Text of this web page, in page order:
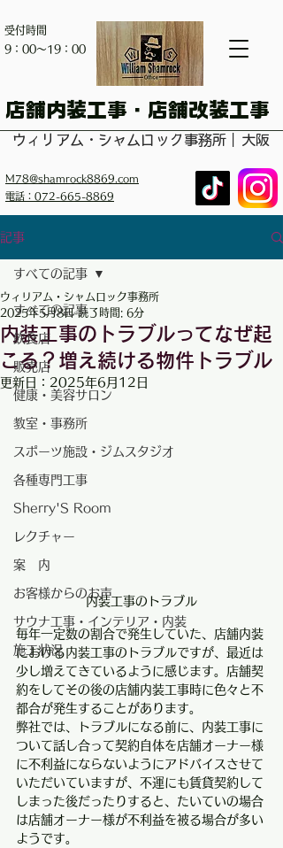
受付時間
​9：00～19：00
​店舗内装工事・店舗改装工事
ウィリアム・シャムロック事務所｜大阪
M78@shamrock8869.com
電話：072-665-8869
記事
すべての記事
飲食店
販売店
健康・美容サロン
教室・事務所
スポーツ施設・ジムスタジオ
各種専門工事
Sherry'S Room
レクチャー
案 内
お客様からのお声
サウナ工事・インテリア・内装
施工状況
すべての記事
内装工事のトラブルってなぜ起
こる？増え続ける物件トラブル
ウィリアム・シャムロック事務所
2025年5月8日 読了時間: 6分
更新日： 2025年6月12日
内装工事のトラブル
毎年一定数の割合で発生していた、店舗内装
における内装工事のトラブルですが、最近は
少し増えてきているように感じます。店舗契
約をしてその後の店舗内装工事時に色々と不
都合が発生することがあります。
弊社では、トラブルになる前に、内装工事に
ついて話し合って契約自体を店舗オーナー様
に不利益にならないようにアドバイスさせて
いただいていますが、不運にも賃貸契約して
しまった後だったりすると、たいていの場合
は店舗オーナー様が不利益を被る場合が多い
ようです。